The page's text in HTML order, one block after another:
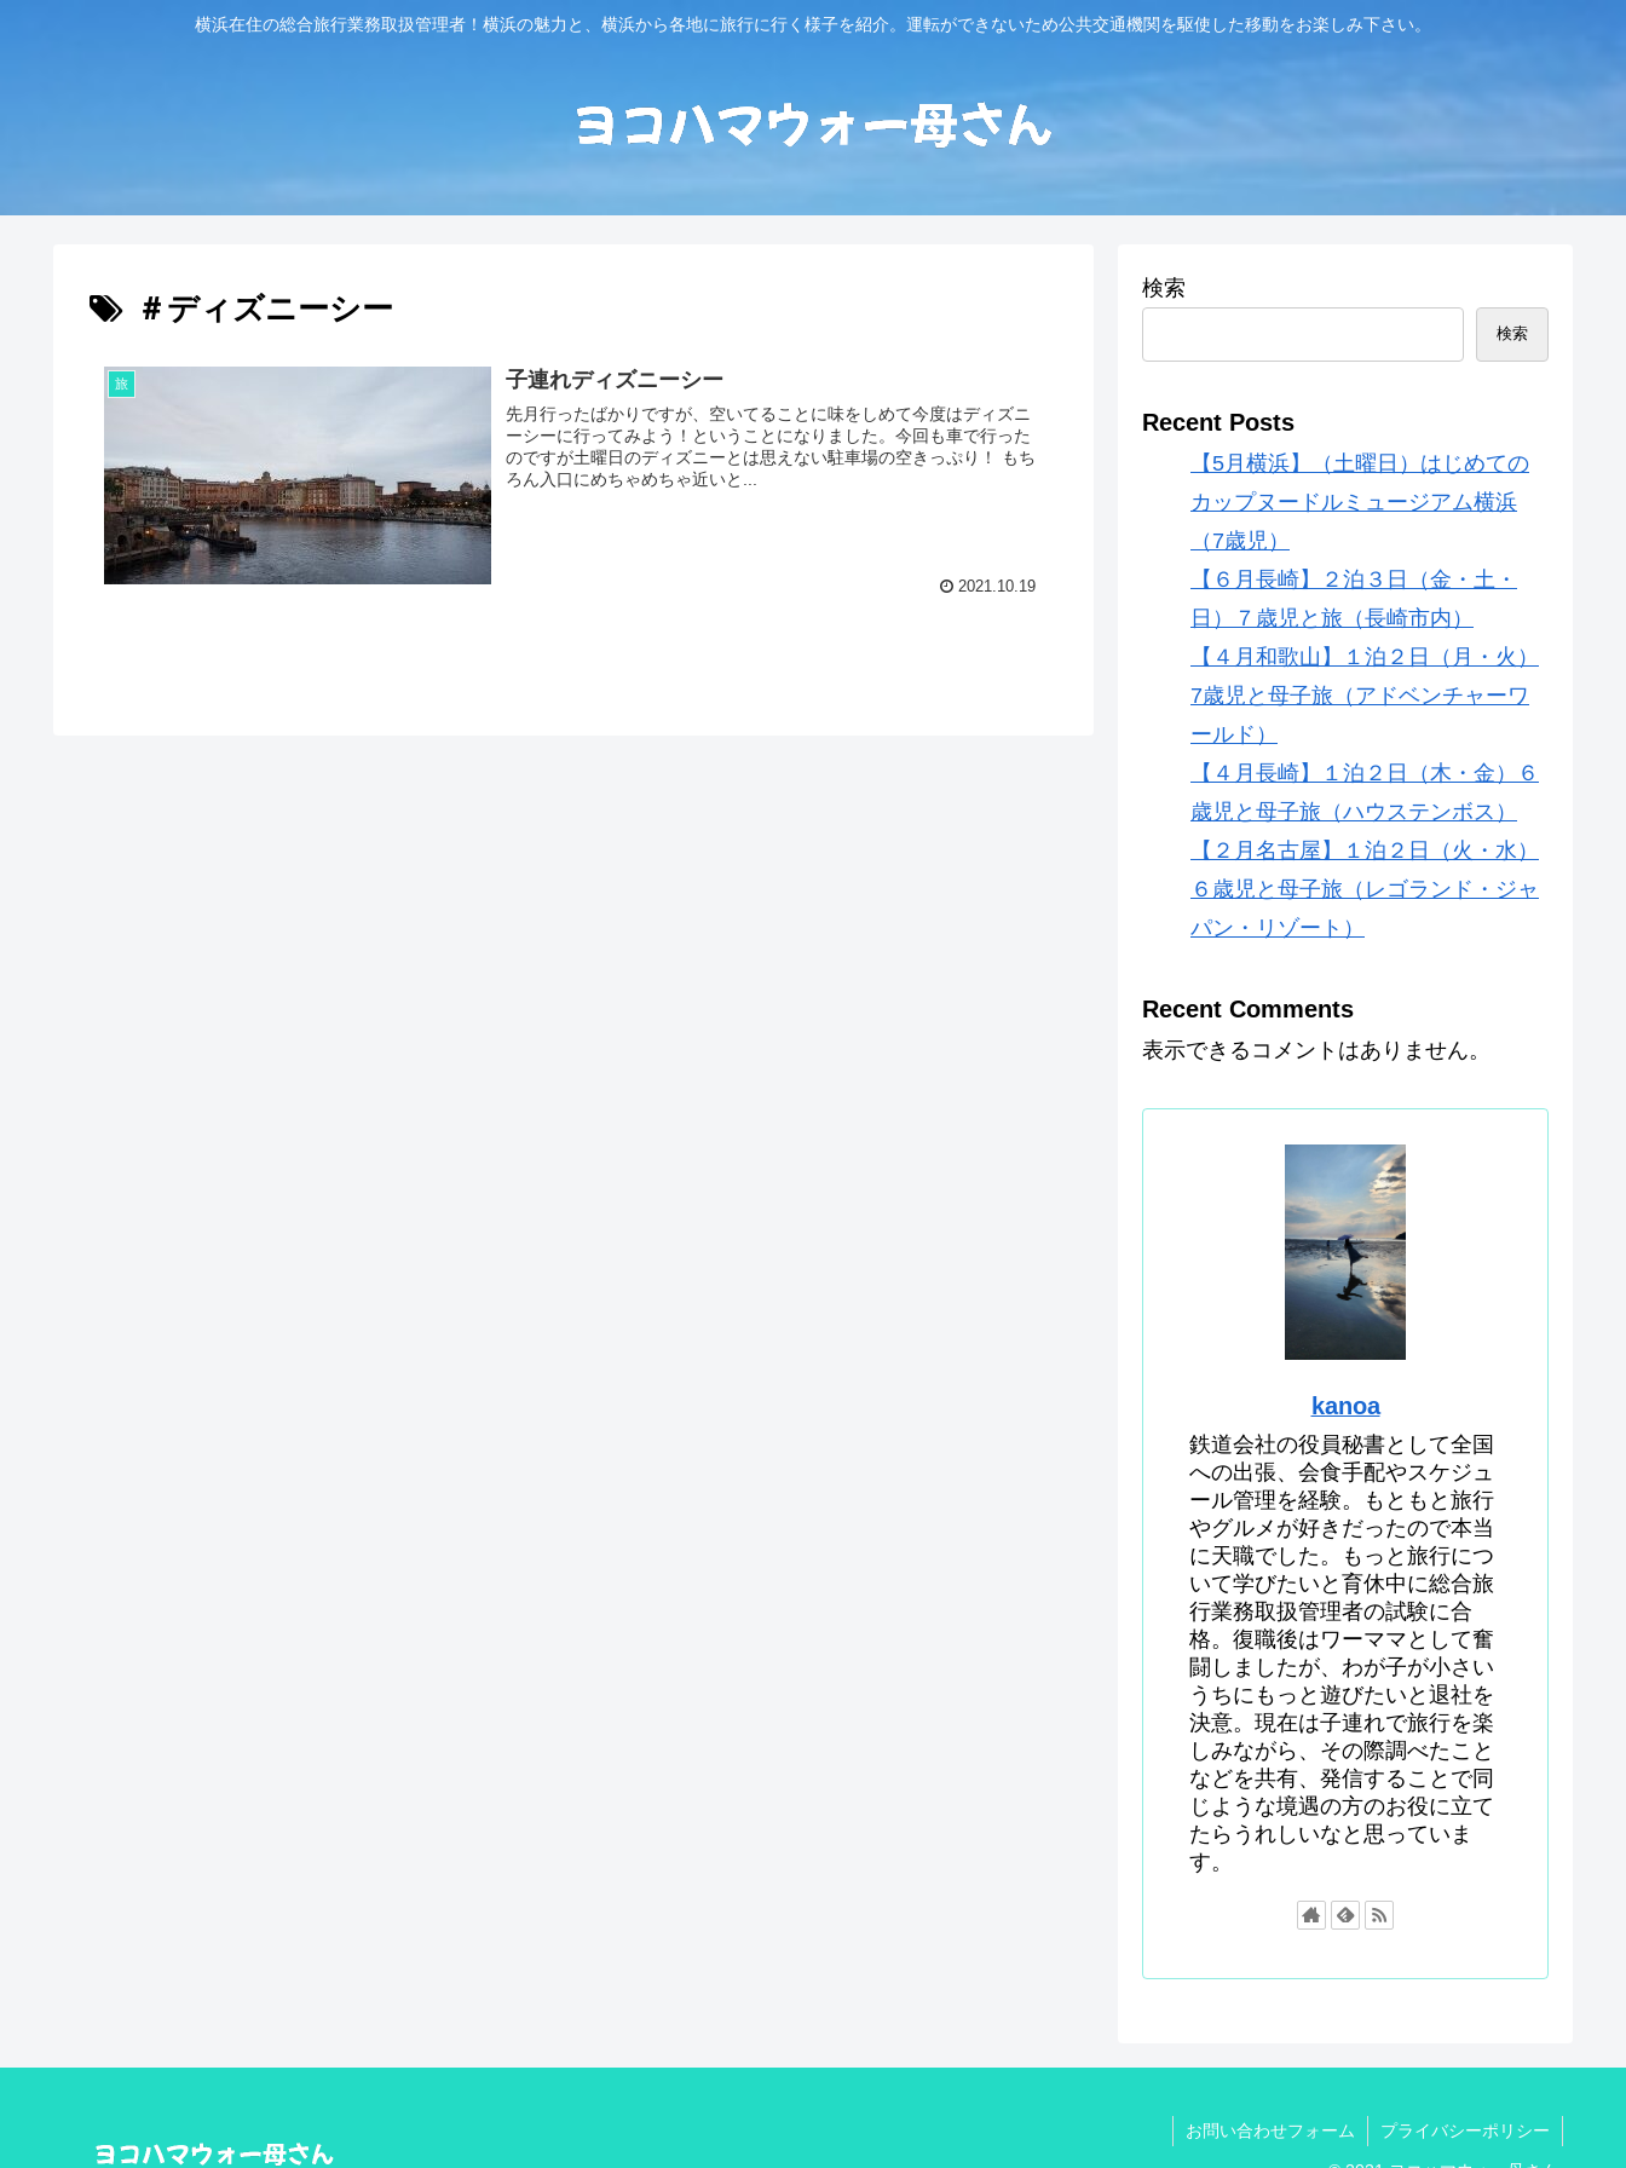
横浜在住の総合旅行業務取扱管理者！横浜の魅力と、横浜から各地に旅行に行く様子を紹介。運転ができないため公共交通機関を駆使した移動をお楽しみ下さい。
＃ディズニーシー
旅 子連れディズニーシー
先月行ったばかりですが、空いてることに味をしめて今度はディズニ
ーシーに行ってみよう！ということになりました。今回も車で行った
のですが土曜日のディズニーとは思えない駐車場の空きっぷり！ もち
ろん入口にめちゃめちゃ近いと...
2021.10.19
検索
検索
Recent Posts
【5月横浜】（土曜日）はじめての
カップヌードルミュージアム横浜
（7歳児）
【６月長崎】２泊３日（金・土・
日）７歳児と旅（長崎市内）
【４月和歌山】１泊２日（月・火）
7歳児と母子旅（アドベンチャーワ
ールド）
【４月長崎】１泊２日（木・金）６
歳児と母子旅（ハウステンボス）
【２月名古屋】１泊２日（火・水）
６歳児と母子旅（レゴランド・ジャ
パン・リゾート）
Recent Comments
表示できるコメントはありません。
kanoa
鉄道会社の役員秘書として全国
への出張、会食手配やスケジュ
ール管理を経験。もともと旅行
やグルメが好きだったので本当
に天職でした。もっと旅行につ
いて学びたいと育休中に総合旅
行業務取扱管理者の試験に合
格。復職後はワーママとして奮
闘しましたが、わが子が小さい
うちにもっと遊びたいと退社を
決意。現在は子連れで旅行を楽
しみながら、その際調べたこと
などを共有、発信することで同
じような境遇の方のお役に立て
たらうれしいなと思っていま
す。
お問い合わせフォーム プライバシーポリシー